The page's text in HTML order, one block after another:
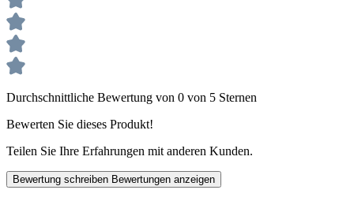
Durchschnittliche Bewertung von 0 von 5 Sternen
Bewerten Sie dieses Produkt!
Teilen Sie Ihre Erfahrungen mit anderen Kunden.
Bewertung schreiben Bewertungen anzeigen